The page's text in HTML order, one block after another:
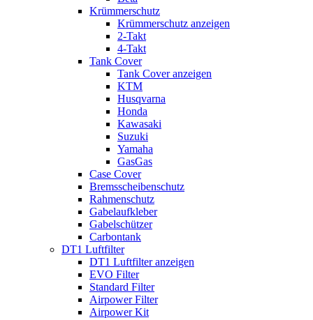
Krümmerschutz
Krümmerschutz anzeigen
2-Takt
4-Takt
Tank Cover
Tank Cover anzeigen
KTM
Husqvarna
Honda
Kawasaki
Suzuki
Yamaha
GasGas
Case Cover
Bremsscheibenschutz
Rahmenschutz
Gabelaufkleber
Gabelschützer
Carbontank
DT1 Luftfilter
DT1 Luftfilter anzeigen
EVO Filter
Standard Filter
Airpower Filter
Airpower Kit